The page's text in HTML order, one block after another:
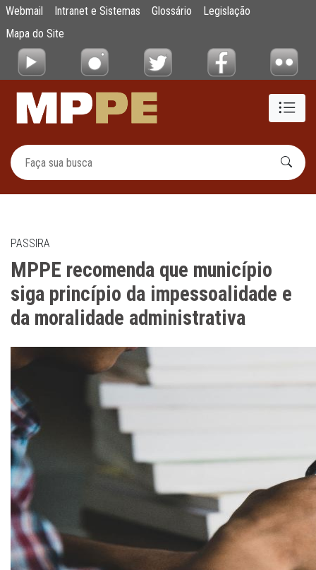
Pular para o Conteúdo principal
MPPE recomenda que município siga
Webmail Intranet e Sistemas Glossário
Legislação
Mapa do Site
PASSIRA
MPPE recomenda que município
siga princípio da impessoalidade e
da moralidade administrativa